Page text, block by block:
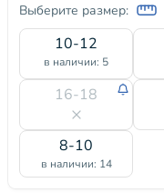
Выберите размер:
10-12
в наличии: 5
16-18
8-10
в наличии: 14